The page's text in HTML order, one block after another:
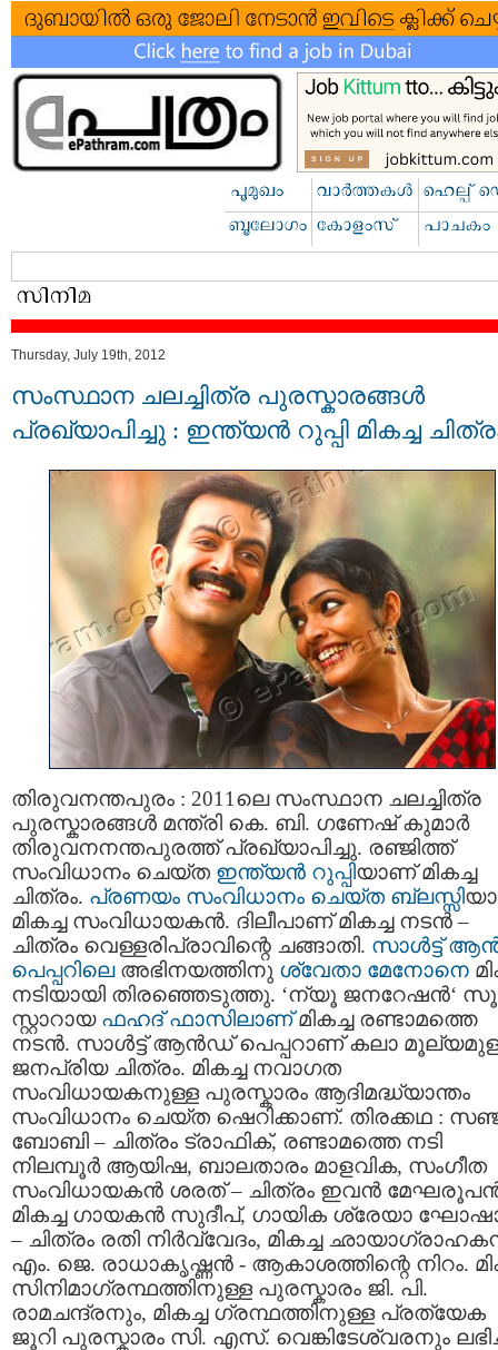
Thursday, July 19th, 2012
സംസ്ഥാന ചലച്ചിത്ര പുരസ്കാരങ്ങൾ
പ്രഖ്യാപിച്ചു : ഇന്ത്യന്‍ റുപ്പി മികച്ച
തിരുവനന്തപുരം : 2011ലെ സംസ്ഥാന ചലച്ചിത്ര
പുരസ്കാരങ്ങൾ മന്ത്രി കെ. ബി. ഗണേഷ് കുമാര്‍
തിരുവനനന്തപുരത്ത് പ്രഖ്യാപിച്ചു. രഞ്ജിത്ത്
സംവിധാനം ചെയ്ത ഇന്ത്യന്‍ റുപ്പിയാണ് മികച്ച
ചിത്രം. പ്രണയം സംവിധാനം ചെയ്ത ബ്ലസ്സി
മികച്ച സംവിധായകൻ. ദിലീപാണ് മികച്ച നടന്‍ –
ചിത്രം വെള്ളരിപ്രാവിന്റെ ചങ്ങാതി. സാള്‍ട്ട്
പെപ്പറിലെഅഭിനയത്തിനു ശ്വേതാ മേനോനെ
നടിയായി തിരഞ്ഞെടുത്തു. ‘ന്യൂ ജനറേഷൻ‍‘
സ്റ്റാറായ ഫഹദ് ഫാസിലാണ്മികച്ച രണ്ടാമത്തെ
നടൻ. സാള്‍ട്ട് ആൻഡ് പെപ്പറാണ് കലാ
ജനപ്രിയ ചിത്രം. മികച്ച നവാഗത
സംവിധായകനുള്ള പുരസ്കാരം ആദിമദ്ധ്യാന്തം
സംവിധാനം ചെയ്ത ഷെറിക്കാണ്. തിരക്കഥ :
ബോബി – ചിത്രം ട്രാഫിക്, രണ്ടാമത്തെ നടി
നിലമ്പൂര്‍ ആയിഷ, ബാലതാരം മാളവിക, സംഗീത
സംവിധായകന്‍ ശരത് – ചിത്രം ഇവന്‍
മികച്ച ഗായകന്‍ സുദീപ്, ഗായിക ശ്രേയാ
– ചിത്രം രതി നിര്‍വ്വേദം, മികച്ച
എം. ജെ. രാധാകൃഷ്ണൻ ‍- ആകാശത്തിന്റെ നിറം.
സിനിമാഗ്രന്ഥത്തിനുള്ള പുരസ്കാരം ജി. പി.
രാമചന്ദ്രനും‍, മികച്ച ഗ്രന്ഥത്തിനുള്ള പ്രത്യേക
ജൂറി പുരസ്കാരം സി. എസ്. വെങ്കിടേശ്വരനും